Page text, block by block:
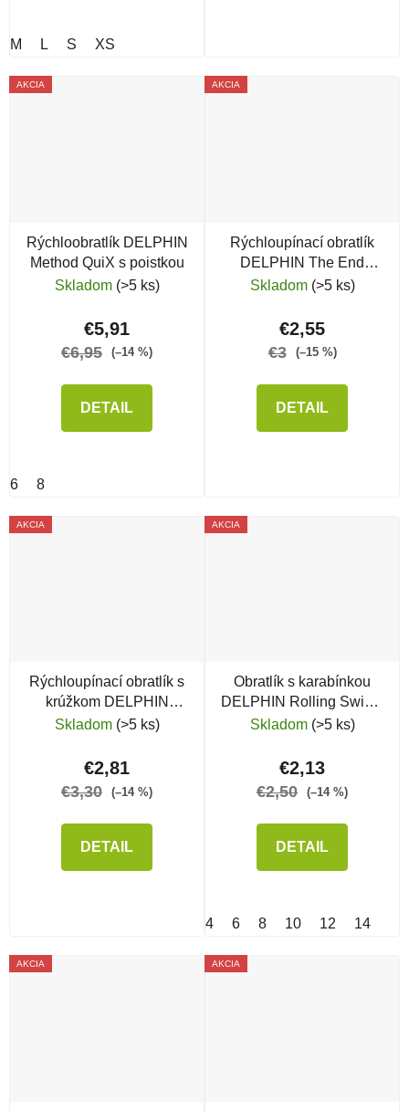
M L S XS
AKCIA
Rýchloobratlík DELPHIN
Method QuiX s poistkou
Skladom (>5 ks)
€5,91
€6,95 (–14 %)
DETAIL
6 8
AKCIA
Rýchloupínací obratlík
DELPHIN The End
Quick Swap Heli
Skladom (>5 ks)
€2,55
€3 (–15 %)
DETAIL
AKCIA
Rýchloupínací obratlík s
krúžkom DELPHIN
TheEnd QuickS
Skladom (>5 ks)
€2,81
€3,30 (–14 %)
DETAIL
AKCIA
Obratlík s karabínkou
DELPHIN Rolling Swivel
with Fastlock Snap
Skladom (>5 ks)
€2,13
€2,50 (–14 %)
DETAIL
4 6 8 10 12 14
AKCIA AKCIA